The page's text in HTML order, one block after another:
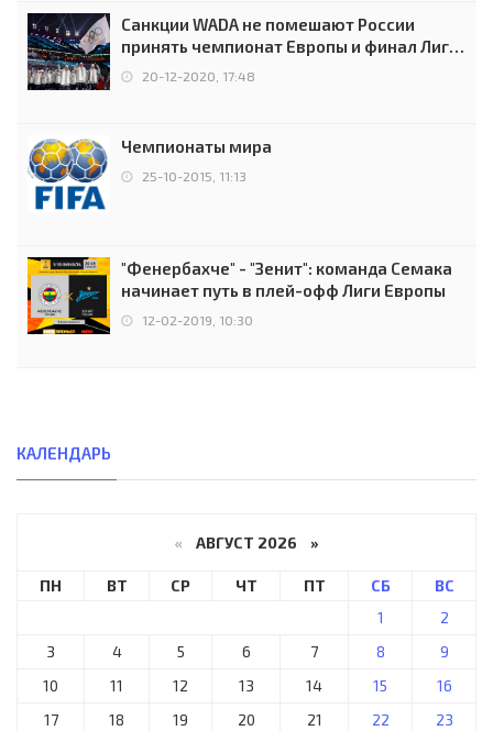
Санкции WADA не помешают России
принять чемпионат Европы и финал Лиги
чемпионов.
20-12-2020, 17:48
Чемпионаты мира
25-10-2015, 11:13
"Фенербахче" - "Зенит": команда Семака
начинает путь в плей-офф Лиги Европы
12-02-2019, 10:30
КАЛЕНДАРЬ
« АВГУСТ 2026 »
ПН ВТ СР ЧТ ПТ СБ
ВС
1
2
3
4 5 6 7 8
9
10
11 12 13 14 15
16
17
18 19 20 21 22
23